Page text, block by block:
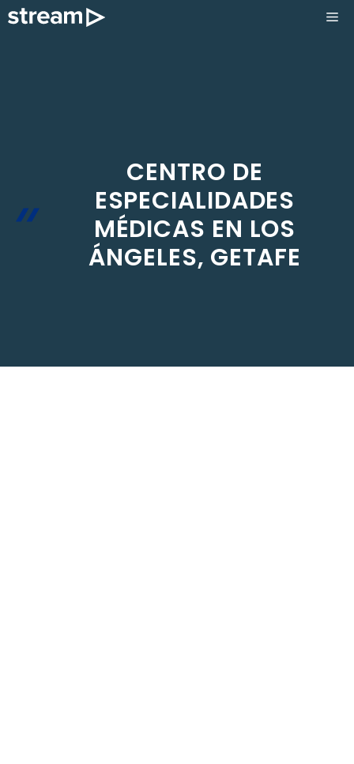
Saltar
CENTRO DE
ESPECIALIDADES
MÉDICAS EN LOS
ÁNGELES, GETAFE